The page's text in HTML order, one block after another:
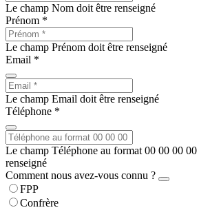
Le champ Nom doit être renseigné
Prénom *
Le champ Prénom doit être renseigné
Email *
Le champ Email doit être renseigné
Téléphone *
Le champ Téléphone au format 00 00 00
renseigné
Comment nous avez-vous connu ?
FPP
Confrère